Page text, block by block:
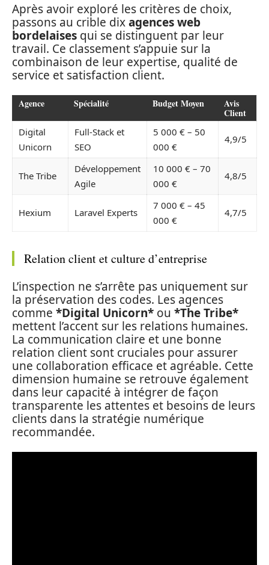
Après avoir exploré les critères de choix,
passons au crible dixagences web
bordelaises qui se distinguent par leur
travail. Ce classement s’appuie sur la
combinaison de leur expertise, qualité de
service et satisfaction client.
Agence Spécialité Budget Moyen Avis
Client
Digital
Unicorn
Full-Stack et
SEO
5 000 € – 50
000 €
4,9/5
The Tribe
Développement
Agile
10 000 € – 70
000 €
4,8/5
Hexium Laravel Experts
7 000 € – 45
000 €
4,7/5
Relation client et culture d’entreprise
L’inspection ne s’arrête pas uniquement sur
la préservation des codes. Les agences
comme *Digital Unicorn* ou *The Tribe*
mettent l’accent sur les relations humaines.
La communication claire et une bonne
relation client sont cruciales pour assurer
une collaboration efficace et agréable. Cette
dimension humaine se retrouve également
dans leur capacité à intégrer de façon
transparente les attentes et besoins de leurs
clients dans la stratégie numérique
recommandée.